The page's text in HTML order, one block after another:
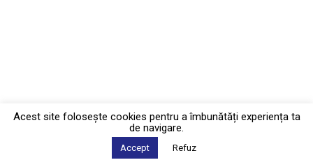
Acest site foloseşte cookies pentru a îmbunătăți experiența ta
de navigare.
Accept Refuz